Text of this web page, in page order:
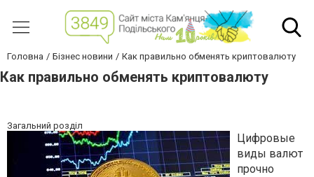
Головна Бізнес новини Как правильно обменять криптовалюту
Как правильно обменять криптовалюту
Загальний розділ
Цифровые
виды валют
прочно